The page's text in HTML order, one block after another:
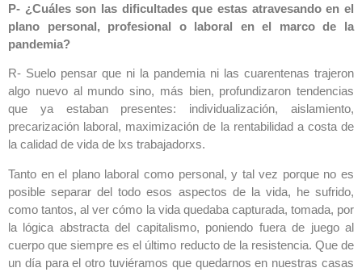
P- ¿Cuáles son las dificultades que estas atravesando en el
plano personal, profesional o laboral en el marco de la
pandemia?
R- Suelo pensar que ni la pandemia ni las cuarentenas trajeron
algo nuevo al mundo sino, más bien, profundizaron tendencias
que ya estaban presentes: individualización, aislamiento,
precarización laboral, maximización de la rentabilidad a costa de
la calidad de vida de lxs trabajadorxs.
Tanto en el plano laboral como personal, y tal vez porque no es
posible separar del todo esos aspectos de la vida, he sufrido,
como tantos, al ver cómo la vida quedaba capturada, tomada, por
la lógica abstracta del capitalismo, poniendo fuera de juego al
cuerpo que siempre es el último reducto de la resistencia. Que de
un día para el otro tuviéramos que quedarnos en nuestras casas